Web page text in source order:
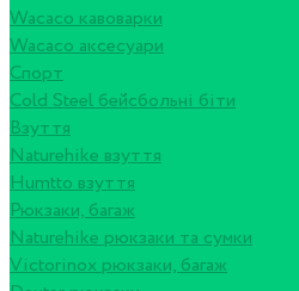
Wacaco кавоварки
Wacaco аксесуари
Спорт
Cold Steel бейсбольні біти
Взуття
Naturehike взуття
Humtto взуття
Рюкзаки, багаж
Naturehike рюкзаки та сумки
Victorinox рюкзаки, багаж